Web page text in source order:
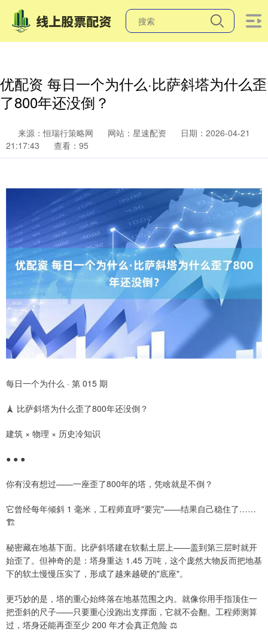
优配资 每日一个为什么·比萨斜塔为什么歪
了800年还没倒？
来源：恒瑞行策略网 网站：星速配资
日期：2026-04-21
21:17:43
查看：95
每日一个为什么 · 第 015 期
🗼 比萨斜塔为什么歪了800年还没倒？
建筑 × 物理 × 历史冷知识
● ● ●
你有没有想过——一座歪了800年的塔，凭啥就是不倒？
它曾经每年倾斜 1 毫米，工程师直呼"要完"——结果自己稳住了……
🏗️
秘密藏在地基下面。比萨斜塔建在软黏土层上——盖到第三层时就开
始歪了。但神奇的是：塔身重达 1.45 万吨，这个庞然大物反而把地基
下的软土慢慢压实了，形成了越来越硬的"底座"。
更巧妙的是，塔的重心始终落在地基范围之内。就像你用手指顶住一
把歪斜的尺子——只要重心没跑出支撑面，它就不会翻。工程师测算
过，塔身还能再歪至少 200 年才会真正危险 ⚖️